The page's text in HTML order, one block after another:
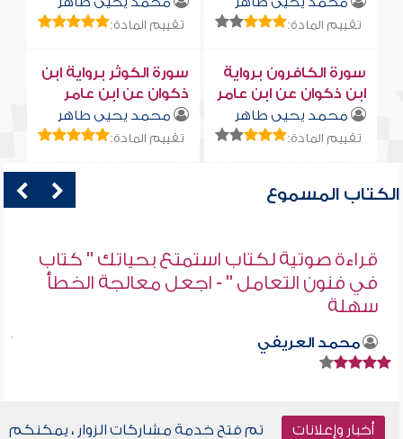
تقييم المادة: تقييم المادة:
سورة الكافرون برواية
ابن ذكوان عن ابن عامر
محمد يحيى طاهر
تقييم المادة:
سورة الكوثر برواية ابن
ذكوان عن ابن عامر
محمد يحيى طاهر
تقييم المادة:
الكتاب المسموع
قراءة صوتية لكتاب استمتع بحياتك " كتاب
في فنون التعامل " - اجعل معالجة الخطأ
سهلة
محمد العريفي
أخبار وإعلانات
تم فتح خدمة مشاركات الزوار ، يمكنكم